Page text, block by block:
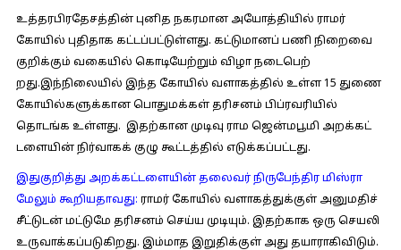
உத்​தரபிரதேசத்தின் புனித நகர​மான அயோத்​தி​யில் ராமர்
கோயில் புதி​தாக கட்​டப்​பட்​டுள்​ளது. கட்டுமானப் பணி நிறைவை
குறிக்​கும் வகை​யில் கொடியேற்​றும் விழா நடை​பெற்​
றது.இந்நிலையில் இந்த கோயில் வளாகத்தில் உள்ள 15 துணை
கோயில்​களுக்​கான பொது​மக்​கள் தரிசனம் பிப்​ர​வரி​யில்
தொடங்க உள்​ளது. இதற்கான முடிவு ​ராம ஜென்​மபூமி அறக்​கட்​
டளை​யின் நிர்​வாகக் குழு கூட்​டத்​தில் எடுக்​கப்​பட்​டது.
இதுகுறித்து அறக்​கட்டளை​யின் தலை​வர் நிருபேந்​திர மிஸ்ரா
மேலும் கூறிய​தாவது: ராமர் கோயில் வளாகத்​துக்​குள் அனு​ம​திச்
சீட்​டுடன் மட்​டுமே தரிசனம் செய்ய முடி​யும். இதற்​காக ஒரு செயலி
உருவாக்கப்படுகிறது. இம்​மாத இறு​திக்​குள் அது தயா​ராகி​விடும்.